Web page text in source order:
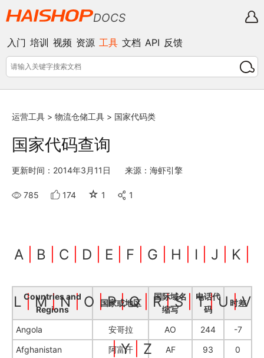
DOCS
入门 培训 视频 资源 工具 文档 API 反馈
运营工具 > 物流仓储工具 > 国家代码类
国家代码查询
更新时间：2014年3月11日 来源：海虾引擎
785 174 ☆ 1 1
A B C D E F G H I J K
L|M|N| O |P|Q| R|S| T|U|V
|Y| Z
Countries and
Regions
国家或地区
国际域名
缩写
电话代
码
时差
Angola 安哥拉 AO 244
-7
Afghanistan
阿富汗 AF 93
0